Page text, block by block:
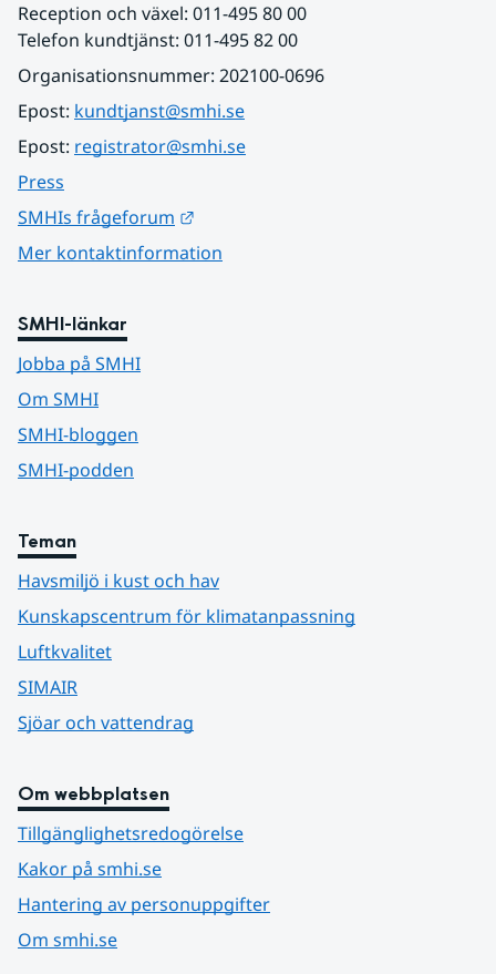
Reception och växel: 011-495 80 00
Telefon kundtjänst: 011-495 82 00
Organisationsnummer: 202100-0696
Epost: kundtjanst@smhi.se
Epost: registrator@smhi.se
Press
SMHIs frågeforum
Mer kontaktinformation
SMHI-länkar
Jobba på SMHI
Om SMHI
SMHI-bloggen
SMHI-podden
Teman
Havsmiljö i kust och hav
Kunskapscentrum för klimatanpassning
Luftkvalitet
SIMAIR
Sjöar och vattendrag
Om webbplatsen
Tillgänglighetsredogörelse
Kakor på smhi.se
Hantering av personuppgifter
Om smhi.se